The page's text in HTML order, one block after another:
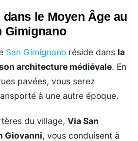
le Moyen Âge au
San Gimignano réside dans la
architecture médiévale. En
pavées, vous serez
à une autre époque.
du village, Via San
Giovanni, vous conduisent à